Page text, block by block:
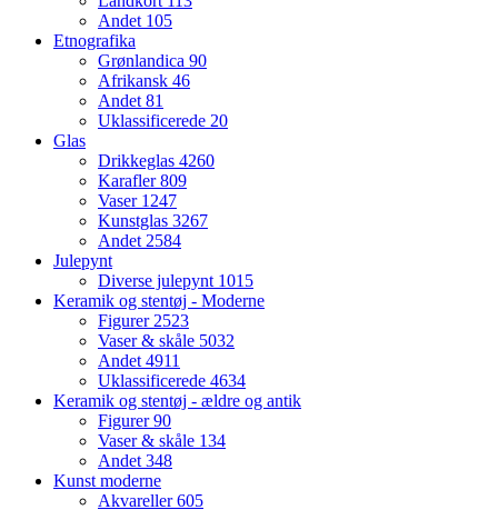
Andet 105
Etnografika
Grønlandica 90
Afrikansk 46
Andet 81
Uklassificerede 20
Glas
Drikkeglas 4260
Karafler809
Vaser 1247
Kunstglas 3267
Andet 2584
Julepynt
Diverse julepynt 1015
Keramik og stentøj - Moderne
Figurer 2523
Vaser & skåle 5032
Andet 4911
Uklassificerede 4634
Keramik og stentøj - ældre og antik
Figurer90
Vaser & skåle 134
Andet 348
Kunst moderne
Akvareller605